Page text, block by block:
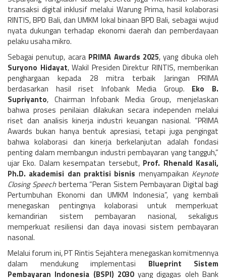
transaksi digital inklusif melalui Warung Prima, hasil kolaborasi
RINTIS, BPD Bali, dan UMKM lokal binaan BPD Bali, sebagai wujud
nyata dukungan terhadap ekonomi daerah dan pemberdayaan
pelaku usaha mikro.
Sebagai penutup, acara PRIMA Awards 2025, yang dibuka oleh
Suryono Hidayat, Wakil Presiden Direktur RINTIS, memberikan
penghargaan kepada 28 mitra terbaik Jaringan PRIMA
berdasarkan hasil riset Infobank Media Group. Eko B.
Supriyanto, Chairman Infobank Media Group, menjelaskan
bahwa proses penilaian dilakukan secara independen melalui
riset dan analisis kinerja industri keuangan nasional. “PRIMA
Awards bukan hanya bentuk apresiasi, tetapi juga pengingat
bahwa kolaborasi dan kinerja berkelanjutan adalah fondasi
penting dalam membangun industri pembayaran yang tangguh,”
ujar Eko. Dalam kesempatan tersebut, Prof. Rhenald Kasali,
Ph.D. akademisi dan praktisi bisnis menyampaikan Keynote
Closing Speechbertema “Peran Sistem Pembayaran Digital bagi
Pertumbuhan Ekonomi dan UMKM Indonesia”, yang kembali
menegaskan pentingnya kolaborasi untuk memperkuat
kemandirian sistem pembayaran nasional, sekaligus
memperkuat resiliensi dan daya inovasi sistem pembayaran
nasonal.
Melalui forum ini, PT Rintis Sejahtera menegaskan komitmennya
dalam mendukung implementasi Blueprint Sistem
Pembayaran Indonesia (BSPI) 2030yang digagas oleh Bank